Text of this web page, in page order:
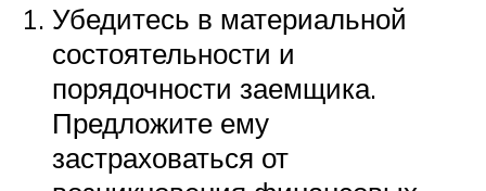
Убедитесь в материальной
состоятельности и
порядочности заемщика.
Предложите ему
застраховаться от